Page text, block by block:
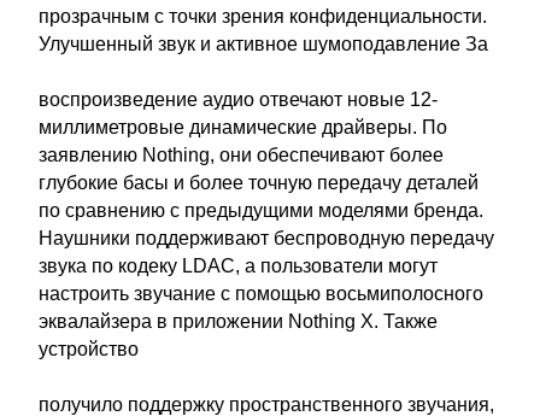
прозрачным с точки зрения конфиденциальности.
Улучшенный звук и активное шумоподавление За
воспроизведение аудио отвечают новые 12-
миллиметровые динамические драйверы. По
заявлению Nothing, они обеспечивают более
глубокие басы и более точную передачу деталей
по сравнению с предыдущими моделями бренда.
Наушники поддерживают беспроводную передачу
звука по кодеку LDAC, а пользователи могут
настроить звучание с помощью восьмиполосного
эквалайзера в приложении Nothing X. Также
устройство
получило поддержку пространственного звучания,